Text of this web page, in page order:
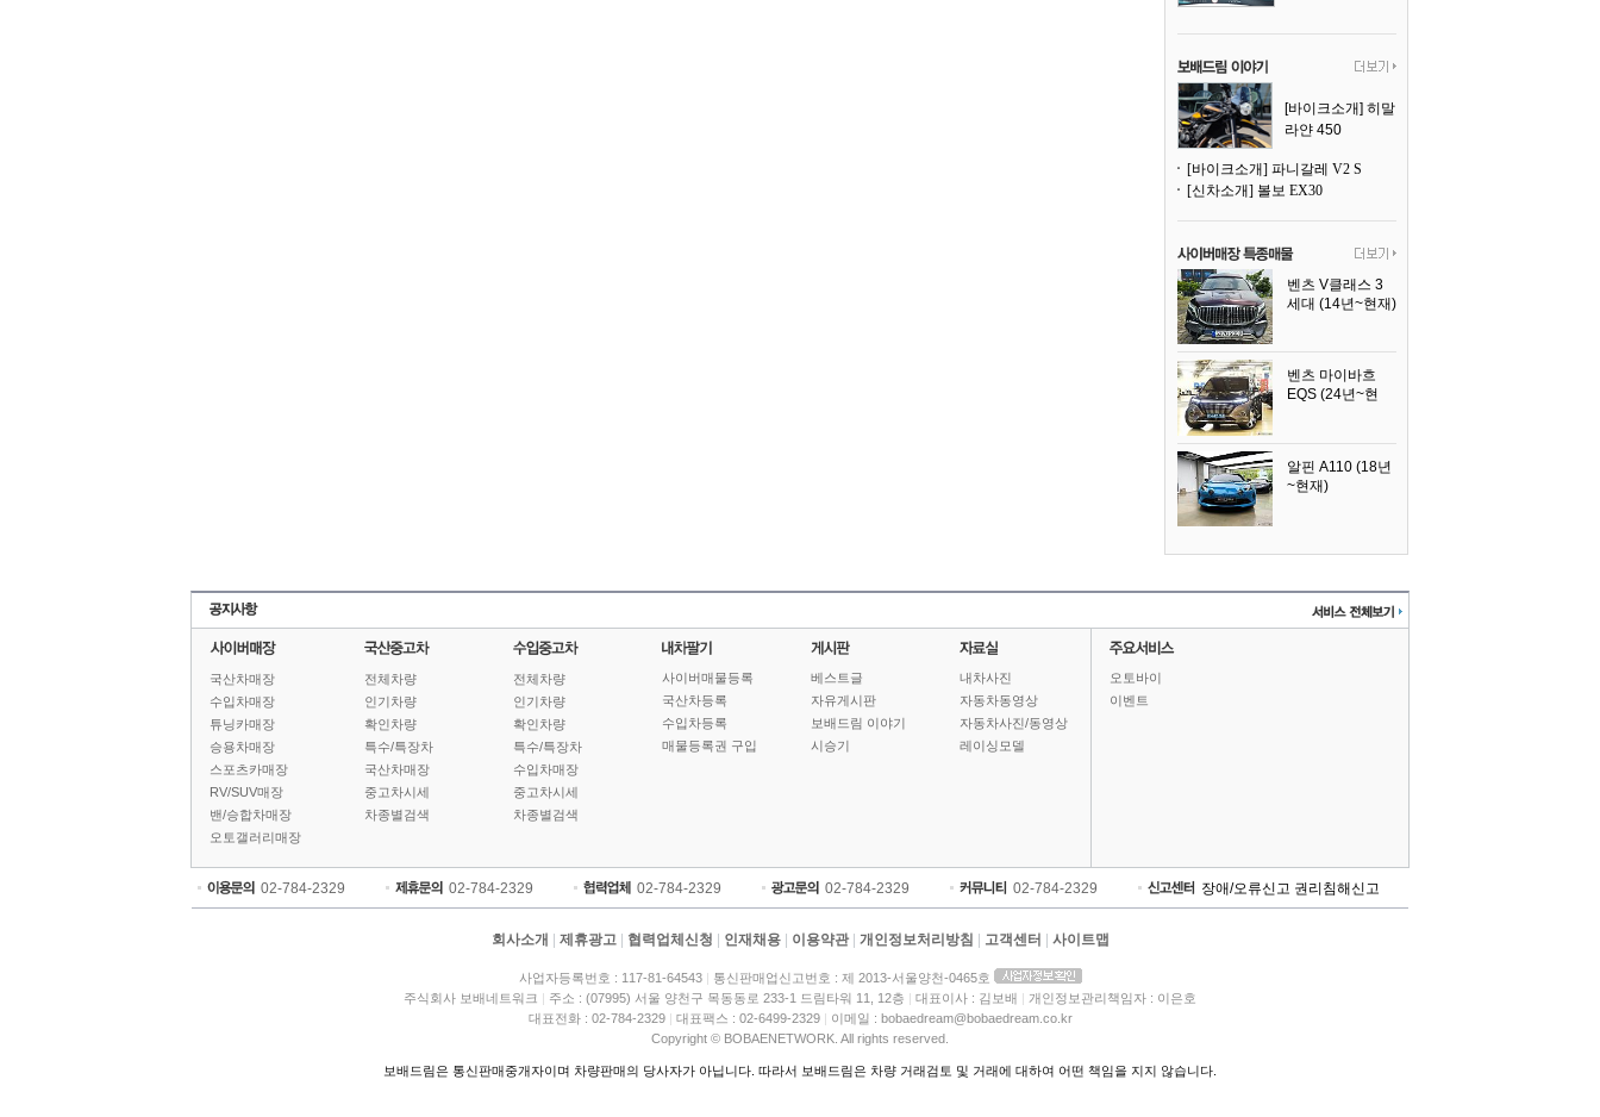
[바이크소개] 히말
라얀 450
[바이크소개] 파니갈레 V2 S
[신차소개] 볼보 EX30
벤츠 V클래스 3
세대 (14년~현재)
벤츠 마이바흐
EQS (24년~현
알핀 A110 (18년
~현재)
국산차매장
수입차매장
튜닝카매장
승용차매장
스포츠카매장
RV/SUV매장
밴/승합차매장
오토갤러리매장
전체차량
인기차량
확인차량
특수/특장차
국산차매장
중고차시세
차종별검색
전체차량
인기차량
확인차량
특수/특장차
수입차매장
중고차시세
차종별검색
사이버매물등록
국산차등록
수입차등록
매물등록권 구입
베스트글
자유게시판
보배드림 이야기
시승기
내차사진
자동차동영상
자동차사진/동영상
레이싱모델
오토바이
이벤트
02-784-2329 02-784-2329 02-784-2329 02-784-2329 02-784-2329 장애/오류신고 권리침해신고
회사소개 제휴광고 협력업체신청 인재채용 이용약관 개인정보처리방침 고객센터 사이트맵
사업자등록번호 : 117-81-64543
통신판매업신고번호 : 제 2013-서울양천-0465호
주식회사 보배네트워크
주소 : (07995) 서울 양천구 목동동로 233-1 드림타워 11, 12층 대표이사 : 김보배
개인정보관리책임자 : 이은호
대표전화 : 02-784-2329
대표팩스 : 02-6499-2329
이메일 : bobaedream@bobaedream.co.kr
Copyright © BOBAENETWORK. All rights reserved.
보배드림은 통신판매중개자이며 차량판매의 당사자가 아닙니다. 따라서 보배드림은 차량 거래검토 및 거래에 대하여 어떤 책임을 지지 않습니다.